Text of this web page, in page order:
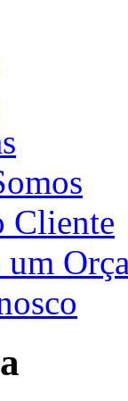
Cliente